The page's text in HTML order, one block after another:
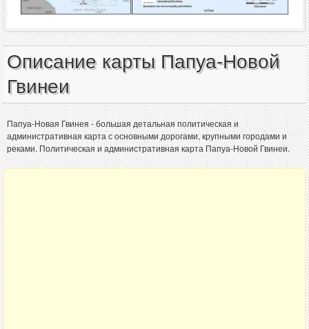
Описание карты Папуа-Новой
Гвинеи
Папуа-Новая Гвинея - большая детальная политическая и
административная карта с основными дорогами, крупными городами и
реками. Политическая и административная карта Папуа-Новой Гвинеи.